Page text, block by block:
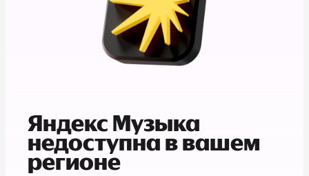
Яндекс Музыка
недоступна в вашем
регионе